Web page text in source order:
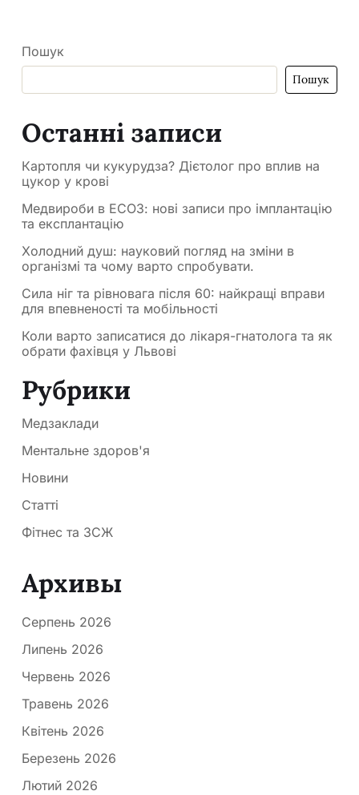
Пошук
Пошук
Останні записи
Картопля чи кукурудза? Дієтолог про вплив на
цукор у крові
Медвироби в ЕСОЗ: нові записи про імплантацію
та експлантацію
Холодний душ: науковий погляд на зміни в
організмі та чому варто спробувати.
Сила ніг та рівновага після 60: найкращі вправи
для впевненості та мобільності
Коли варто записатися до лікаря-гнатолога та як
обрати фахівця у Львові
Рубрики
Медзаклади
Ментальне здоров'я
Новини
Статті
Фітнес та ЗСЖ
Архивы
Серпень 2026
Липень 2026
Червень 2026
Травень 2026
Квітень 2026
Березень 2026
Лютий 2026